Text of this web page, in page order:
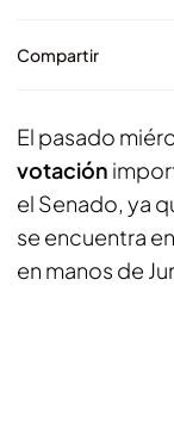
Compartir
El pasado
votación
el Senado, ya
se encuentra
en manos de